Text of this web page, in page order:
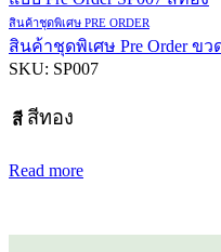
สินค้าชุดพิเศษ PRE ORDER
สินค้าชุดพิเศษ Pre Order ข
SKU: SP007
สี สีทอง
Read more